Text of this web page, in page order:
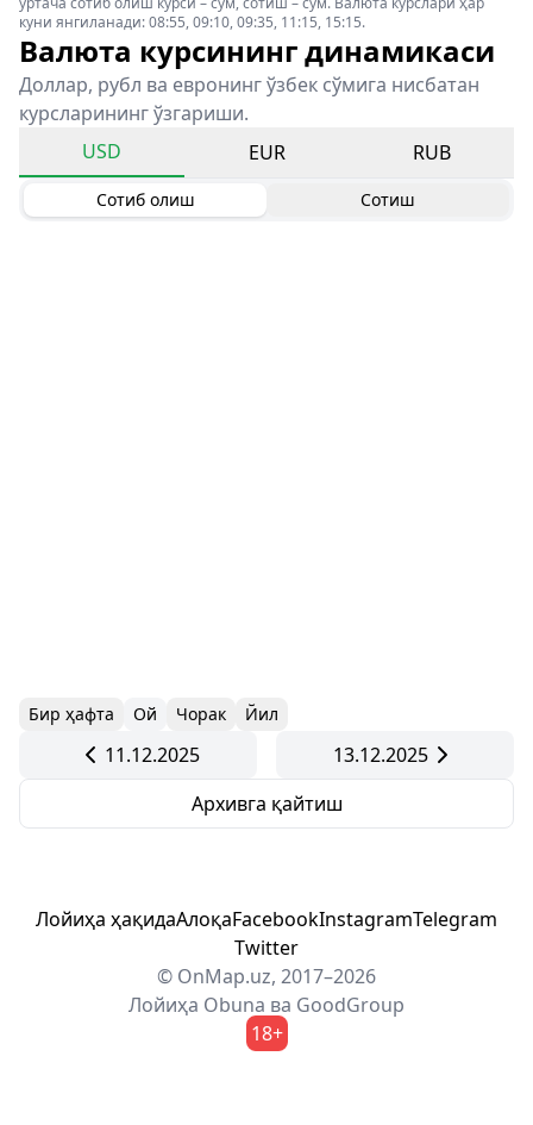
куни янгиланади: 08:55, 09:10, 09:35, 11:15, 15:15.
Валюта курсининг динамикаси
Доллар, рубл ва евронинг ўзбек сўмига нисбатан
курсларининг ўзгариши.
USD
EUR RUB
Сотиб олиш Сотиш
Бир ҳафта Ой Чорак Йил
11.12.2025
13.12.2025
Архивга қайтиш
Лойиҳа ҳақидаАлоқаFacebookInstagramTelegram
Twitter
© OnMap.uz, 2017–2026
Лойиҳа Obuna ва GoodGroup
18+